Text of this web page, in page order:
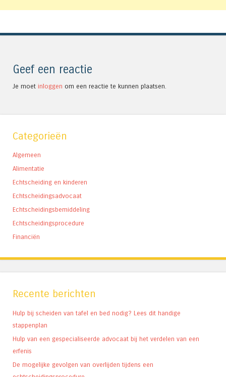
Geef een reactie
Je moet inloggen om een reactie te kunnen plaatsen.
Categorieën
Algemeen
Alimentatie
Echtscheiding en kinderen
Echtscheidingsadvocaat
Echtscheidingsbemiddeling
Echtscheidingsprocedure
Financiën
Recente berichten
Hulp bij scheiden van tafel en bed nodig? Lees dit handige
stappenplan
Hulp van een gespecialiseerde advocaat bij het verdelen van een
erfenis
De mogelijke gevolgen van overlijden tijdens een